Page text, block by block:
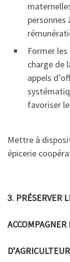
personnes
Former
charge de
appels
favoriser
Mettre à
épicerie
3. PRÉSERVER